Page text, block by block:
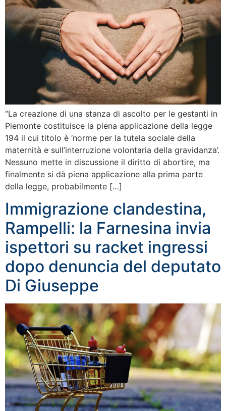
“La creazione di una stanza di ascolto per le gestanti in
Piemonte costituisce la piena applicazione della legge
194 il cui titolo è ‘norme per la tutela sociale della
maternità e sull’interruzione volontaria della gravidanza’.
Nessuno mette in discussione il diritto di abortire, ma
finalmente si dà piena applicazione alla prima parte
della legge, probabilmente […]
Immigrazione clandestina,
Rampelli: la Farnesina invia
ispettori su racket ingressi
dopo denuncia del deputato
Di Giuseppe